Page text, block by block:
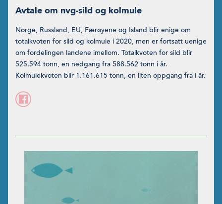
Avtale om nvg-sild og kolmule
Norge, Russland, EU, Færøyene og Island blir enige om
totalkvoten for sild og kolmule i 2020, men er fortsatt uenige
om fordelingen landene imellom. Totalkvoten for sild blir
525.594 tonn, en nedgang fra 588.562 tonn i år.
Kolmulekvoten blir 1.161.615 tonn, en liten oppgang fra i år.